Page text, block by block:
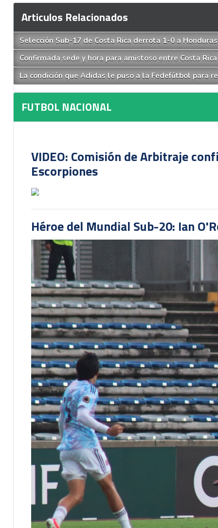
Articulos Relacionados
Selección Sub-17 de Costa Rica derrota 1-0 a Honduras
Confirmada sede y hora para amistoso entre Costa
La condición que Adidas le puso a la Fedefútbol para
FUTBOL NACIONAL
VIDEO: Comisión de Arbitraje
Escorpiones
Héroe del Mundial Sub-20: Ian